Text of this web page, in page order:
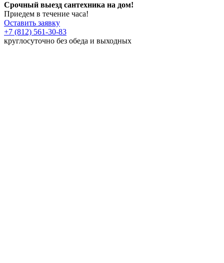
Срочный выезд сантехника на дом!
Приедем в течение часа!
Оставить заявку
+7 (812) 561-30-83
круглосуточно без обеда и выходных